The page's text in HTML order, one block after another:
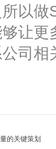
做
让
司
的关键策划